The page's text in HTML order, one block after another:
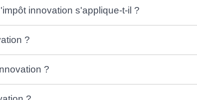
innovation s'applique-t-il ?
?
?